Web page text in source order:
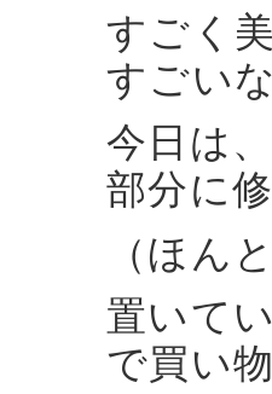
すごく
すごい
今日は
部分に
（ほん
置いて
で買い